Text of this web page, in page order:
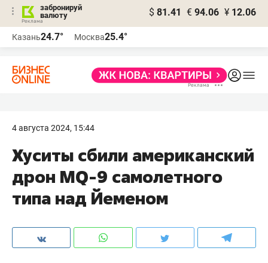
забронируй
валюту
$ 81.41 € 94.06 ¥ 12.06
Казань24.7° Москва25.4°
4 августа 2024, 15:44
Хуситы сбили американский
дрон MQ-9 самолетного
типа над Йеменом